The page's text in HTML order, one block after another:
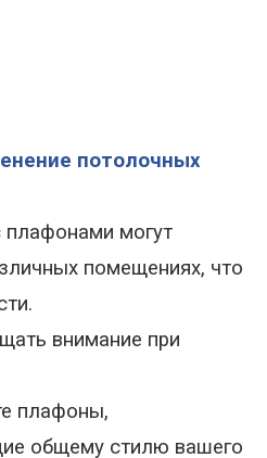
потолочных
могут
помещениях, что
внимание при
плафоны,
общему стилю вашего